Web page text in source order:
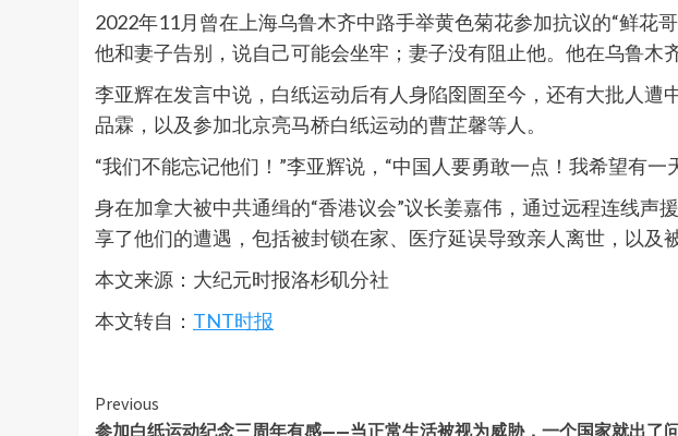
2022年11月曾在上海乌鲁木齐中路手举黄色菊花参加抗议的“鲜花
他和妻子告别，说自己可能会坐牢；妻子没有阻止他。他在乌鲁木
李亚辉在发言中说，白纸运动后有人身陷囹圄至今，还有大批人
品霖，以及参加北京亮马桥白纸运动的曹芷馨等人。
“我们不能忘记他们！”李亚辉说，“中国人要勇敢一点！我希望有
身在加拿大被中共通缉的“香港议会”议长姜嘉伟，通过远程连线
享了他们的遭遇，包括被封锁在家、医疗延误导致亲人离世，以及
本文来源：大纪元时报洛杉矶分社
本文转自： TNT时报
Continue
Previous
参加白纸运动纪念三周年有感——当正常生活被视为威胁，一个国家就出了